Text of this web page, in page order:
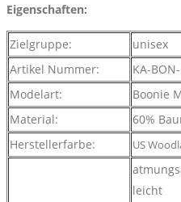
Eigenschaften:
Zielgruppe:
unisex
Artikel Nummer:
KA-
Modelart:
Boonie
Material:
60%
Herstellerfarbe:
US
leicht